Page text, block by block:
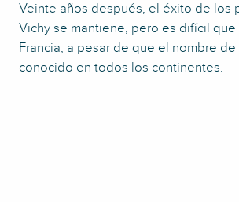
Veinte años después, el éxito de los
Vichy se mantiene, pero es difícil
Francia, a pesar de que el nombre
conocido en todos los continentes.